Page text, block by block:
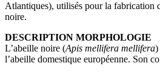
Atlantiques), utilisés pour la fabrication
noire.
DESCRIPTION MORPHOLOGIE
L’abeille noire (Apis mellifera mellifera)
l’abeille domestique européenne. Son